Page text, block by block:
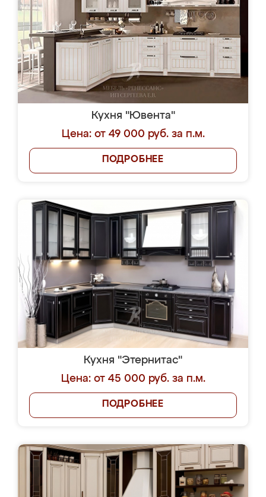
Кухня "Ювента"
Цена: от 49 000 руб. за п.м.
ПОДРОБНЕЕ
Кухня "Этернитас"
Цена: от 45 000 руб. за п.м.
ПОДРОБНЕЕ